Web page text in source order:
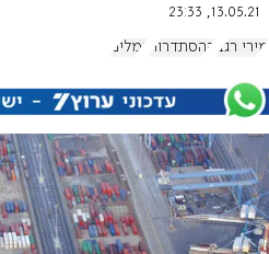
13.05.21, 23:33
מירי רגב ההסתדרות נמלים